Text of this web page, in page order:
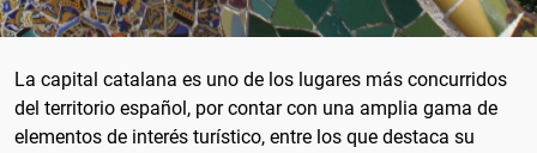
La capital catalana es uno de los lugares más concurridos
del territorio español, por contar con una amplia gama de
elementos de interés turístico, entre los que destaca su